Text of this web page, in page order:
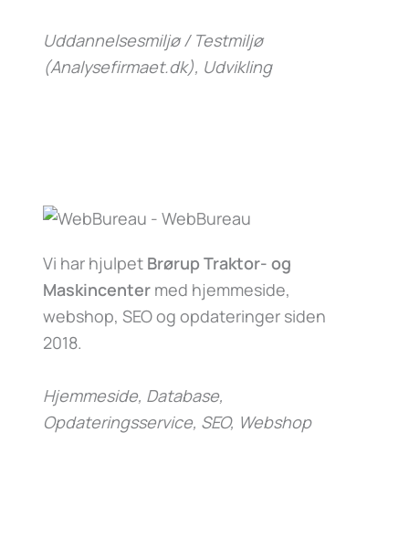
Uddannelsesmiljø / Testmiljø
(Analysefirmaet.dk), Udvikling
Vi har hjulpet Brørup Traktor- og
Maskincenter med hjemmeside,
webshop, SEO og opdateringer siden
2018.
Hjemmeside, Database,
Opdateringsservice, SEO, Webshop